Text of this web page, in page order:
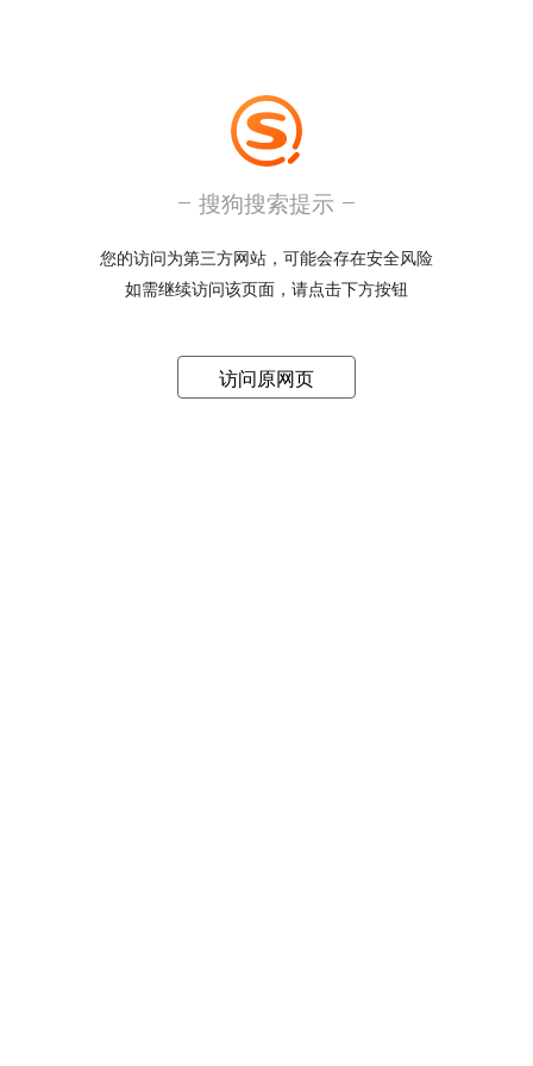
搜狗搜索提示
您的访问为第三方网站，可能会存在安全风险
如需继续访问该页面，请点击下方按钮
访问原网页